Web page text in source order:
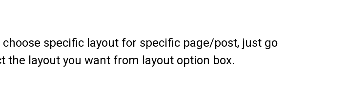
choose specific layout for specific page/post, just go
layout you want from layout option box.